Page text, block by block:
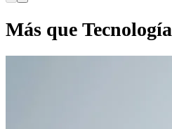
Más que Tecnología